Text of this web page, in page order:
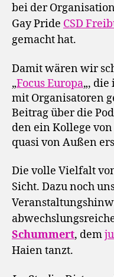
bei der
Gay Pride CSD
gemacht hat.
Damit wären wir
„Focus Europa„,
mit Organisatoren
Beitrag über die
den ein Kollege
quasi von Außen
Die volle Vielfalt
Sicht. Dazu noch
Schummert, dem
Haien tanzt.